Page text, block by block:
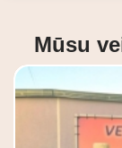
Mūsu